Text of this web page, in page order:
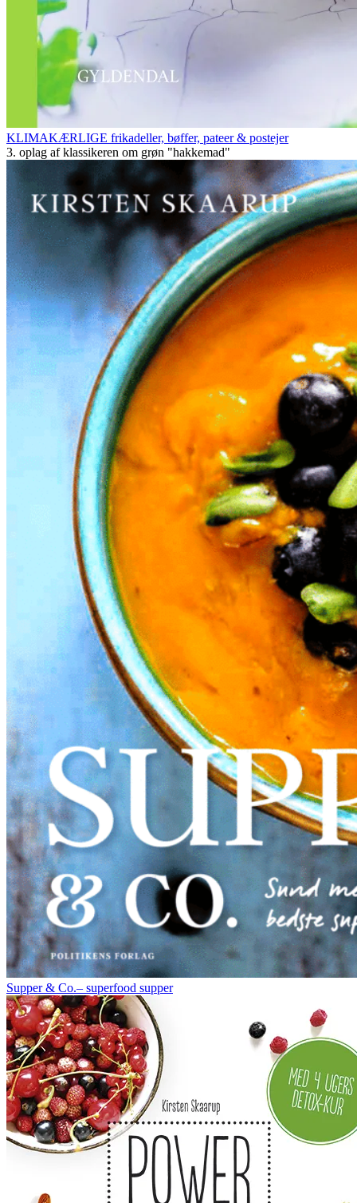
KLIMAKÆRLIGE frikadeller, bøffer, pateer & postejer
3. oplag af klassikeren om grøn "hakkemad"
Supper & Co.– superfood supper